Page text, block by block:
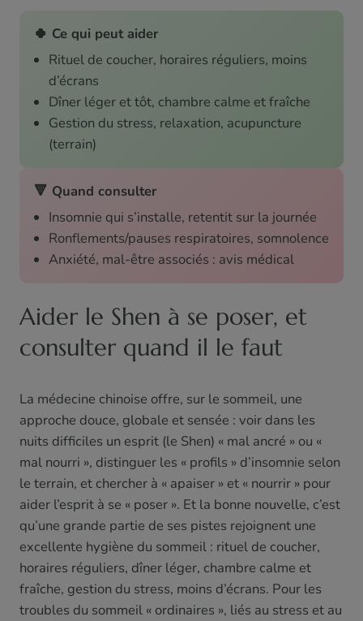
🍀 Ce qui peut aider
Rituel de coucher, horaires réguliers, moins
d’écrans
Dîner léger et tôt, chambre calme et fraîche
Gestion du stress, relaxation, acupuncture
(terrain)
🔻 Quand consulter
Insomnie qui s’installe, retentit sur la journée
Ronflements/pauses respiratoires, somnolence
Anxiété, mal-être associés : avis médical
Aider le Shen à se poser, et
consulter quand il le faut
La médecine chinoise offre, sur le sommeil, une
approche douce, globale et sensée : voir dans les
nuits difficiles un esprit (le Shen) « mal ancré » ou «
mal nourri », distinguer les « profils » d’insomnie selon
le terrain, et chercher à « apaiser » et « nourrir » pour
aider l’esprit à se « poser ». Et la bonne nouvelle, c’est
qu’une grande partie de ses pistes rejoignent une
excellente hygiène du sommeil : rituel de coucher,
horaires réguliers, dîner léger, chambre calme et
fraîche, gestion du stress, moins d’écrans. Pour les
troubles du sommeil « ordinaires », liés au stress et au